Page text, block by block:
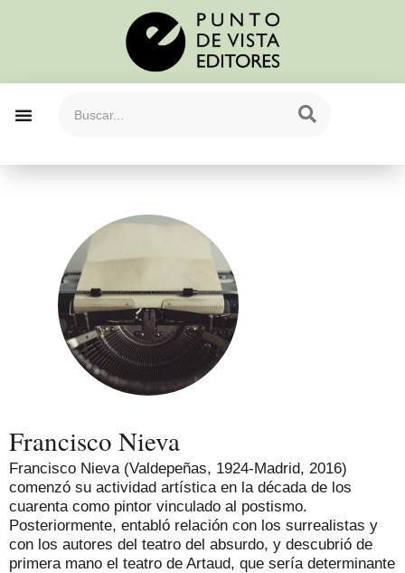
Francisco Nieva
Francisco Nieva (Valdepeñas, 1924-Madrid, 2016)
comenzó su actividad artística en la década de los
cuarenta como pintor vinculado al postismo.
Posteriormente, entabló relación con los surrealistas y
con los autores del teatro del absurdo, y descubrió de
primera mano el teatro de Artaud, que sería determinante